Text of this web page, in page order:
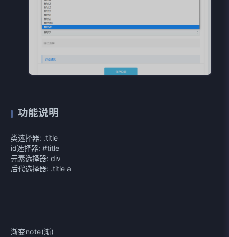
功能说明
类选择器: .title
id选择器: #title
元素选择器: div
后代选择器: .title a
渐变note(渐)